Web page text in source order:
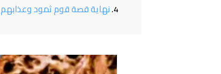
نهاية قصة قوم ثمود وعذابهم